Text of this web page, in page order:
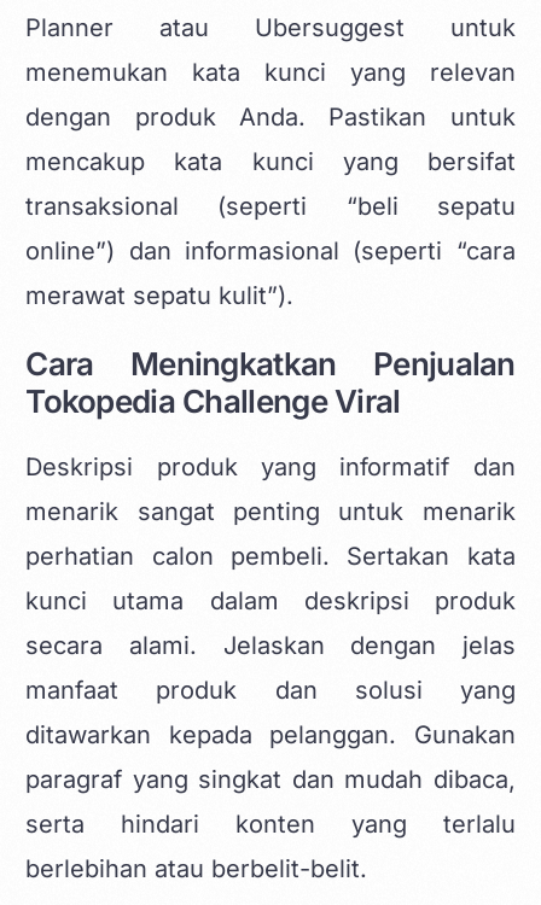
Planner atau Ubersuggest untuk
menemukan kata kunci yang relevan
dengan produk Anda. Pastikan untuk
mencakup kata kunci yang bersifat
transaksional (seperti “beli sepatu
online”) dan informasional (seperti “cara
merawat sepatu kulit”).
Cara Meningkatkan Penjualan
Tokopedia Challenge Viral
Deskripsi produk yang informatif dan
menarik sangat penting untuk menarik
perhatian calon pembeli. Sertakan kata
kunci utama dalam deskripsi produk
secara alami. Jelaskan dengan jelas
manfaat produk dan solusi yang
ditawarkan kepada pelanggan. Gunakan
paragraf yang singkat dan mudah dibaca,
serta hindari konten yang terlalu
berlebihan atau berbelit-belit.